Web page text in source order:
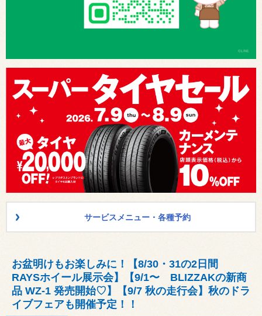
サービスメニュー・各種予約
お盆明けもお楽しみに！【8/30・31の2日間
RAYSホイール展示会】【9/1〜 BLIZZAKの新商
品 WZ-1 発売開始♡】【9/7 秋の走行会】秋のドラ
イブフェアも開催予定！！